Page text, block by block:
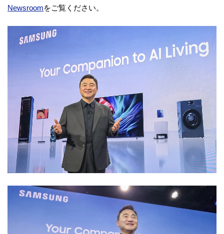
Newsroomをご覧ください。